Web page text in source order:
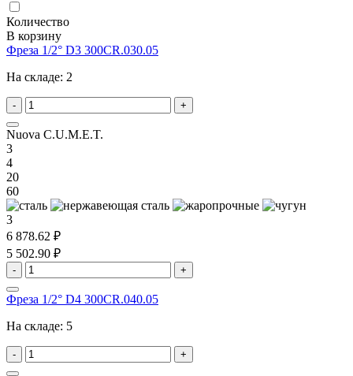
Количество
В корзину
Фреза 1/2° D3 300CR.030.05
На складе: 2
- +
Nuova C.U.M.E.T.
3
4
20
60
3
6 878.62 ₽
5 502.90 ₽
- +
Фреза 1/2° D4 300CR.040.05
На складе: 5
- +